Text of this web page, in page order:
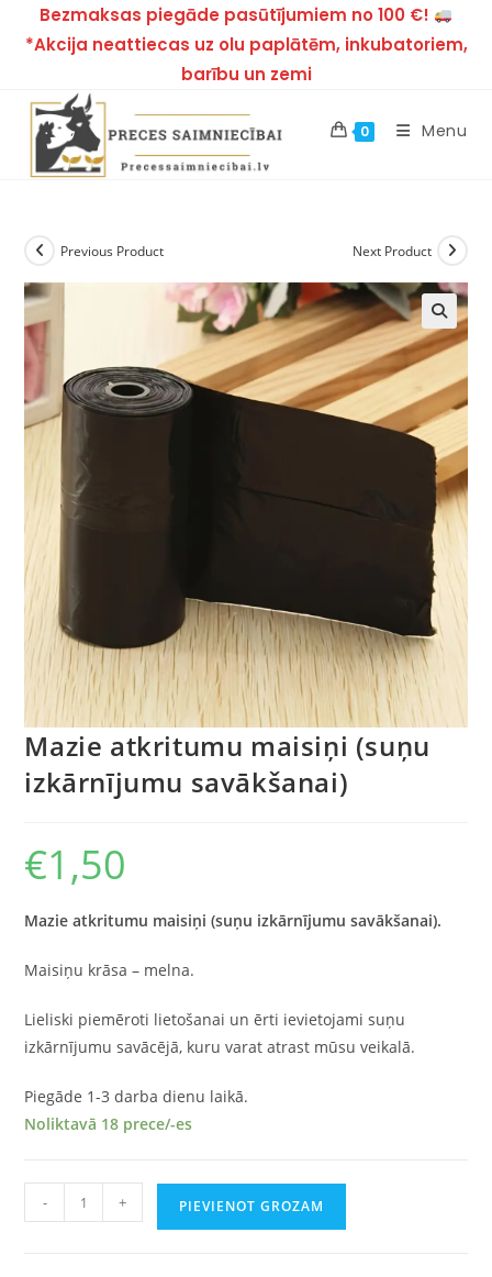
Bezmaksas piegāde pasūtījumiem no 100 €!
*Akcija neattiecas uz olu paplātēm, inkubatoriem,
barību un zemi
0 Menu
Previous Product Next Product
Mazie atkritumu maisiņi (suņu
izkārnījumu savākšanai)
€1,50
Mazie atkritumu maisiņi (suņu izkārnījumu savākšanai).
Maisiņu krāsa – melna.
Lieliski piemēroti lietošanai un ērti ievietojami suņu
izkārnījumu savācējā, kuru varat atrast mūsu veikalā.
Piegāde 1-3 darba dienu laikā.
Noliktavā 18 prece/-es
- + PIEVIENOT GROZAM